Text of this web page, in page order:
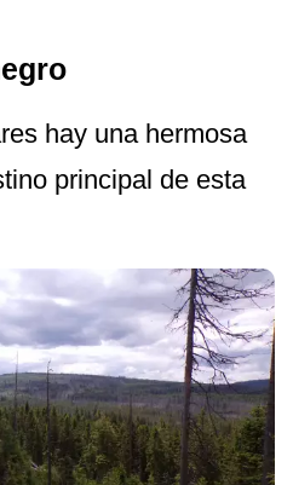
hay una hermosa
principal de esta